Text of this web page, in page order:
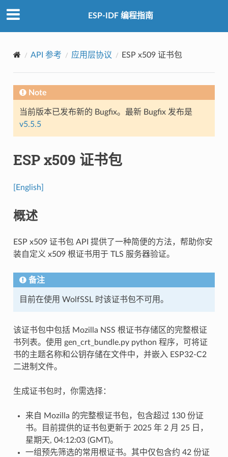
ESP-IDF 编程指南
API 参考 应用层协议 ESP x509 证书包
Note
当前版本已发布新的 Bugfix。最新 Bugfix 发布是
v5.5.5
ESP x509 证书包
[English]
概述
ESP x509 证书包 API 提供了一种简便的方法，帮助你安
装自定义 x509 根证书用于 TLS 服务器验证。
备注
目前在使用 WolfSSL 时该证书包不可用。
该证书包中包括 Mozilla NSS 根证书存储区的完整根证
书列表。使用 gen_crt_bundle.py python 程序，可将证
书的主题名称和公钥存储在文件中，并嵌入 ESP32-C2
二进制文件。
生成证书包时，你需选择：
来自 Mozilla 的完整根证书包，包含超过 130 份证
书。目前提供的证书包更新于 2025 年 2 月 25 日，
星期天, 04:12:03 (GMT)。
一组预先筛选的常用根证书。其中仅包含约 42 份证